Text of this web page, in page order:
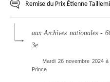
Remise du Prix Étienne
aux Archives nationales -
3e
Mardi 26 novembre 2024 à
Prince